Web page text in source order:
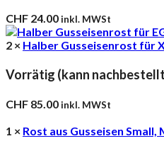
CHF 24.00inkl. MWSt
2 × Halber Gusseisenrost für
Vorrätig (kann
CHF 85.00inkl. MWSt
1 × Rost aus Gusseisen Small,